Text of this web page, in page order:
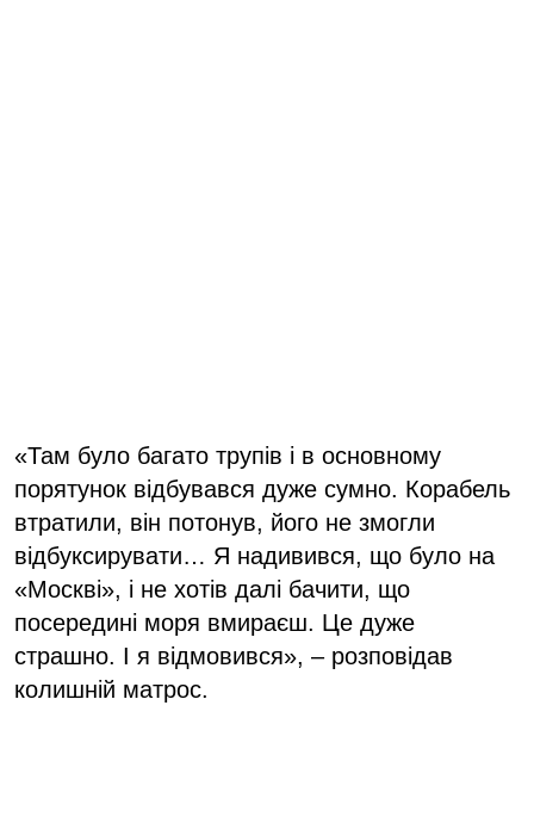
«Там було багато трупів і в основному
порятунок відбувався дуже сумно. Корабель
втратили, він потонув, його не змогли
відбуксирувати… Я надивився, що було на
«Москві», і не хотів далі бачити, що
посередині моря вмираєш. Це дуже
страшно. І я відмовився», – розповідав
колишній матрос.